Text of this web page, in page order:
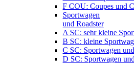
F COU: Coupes und
Sportwagen
und Roadster
A SC: sehr kleine
B SC: kleine
C SC: Sportwagen
D SC: Sportwagen